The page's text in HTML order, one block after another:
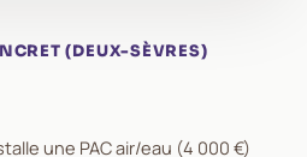
(DEUX-SÈVRES)
une PAC air/eau (4 000 €)